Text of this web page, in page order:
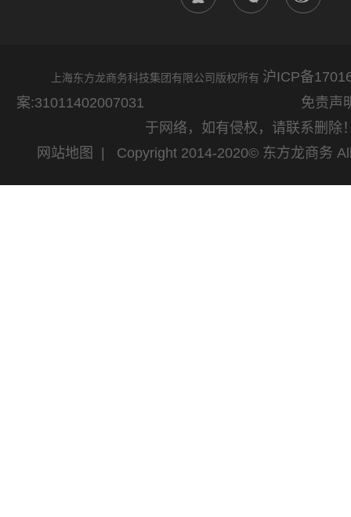
上海东方龙商务科技集团有限公司版权所有 沪ICP备
案:31011402007031 免责声明：网站
于网络，如有侵权，请联系删除
网站地图
| Copyright 2014-2020© 东方龙商务